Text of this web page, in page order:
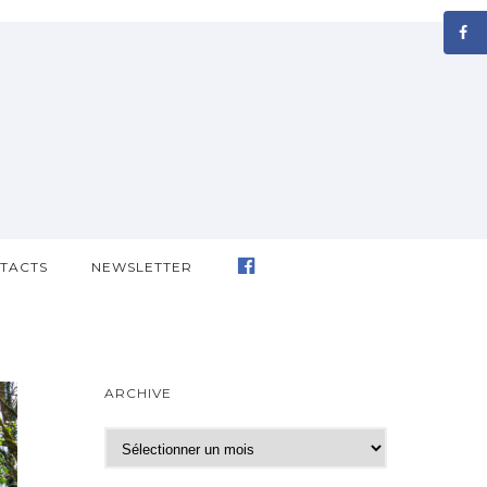
NEWSLETTER
ARCHIVE
r